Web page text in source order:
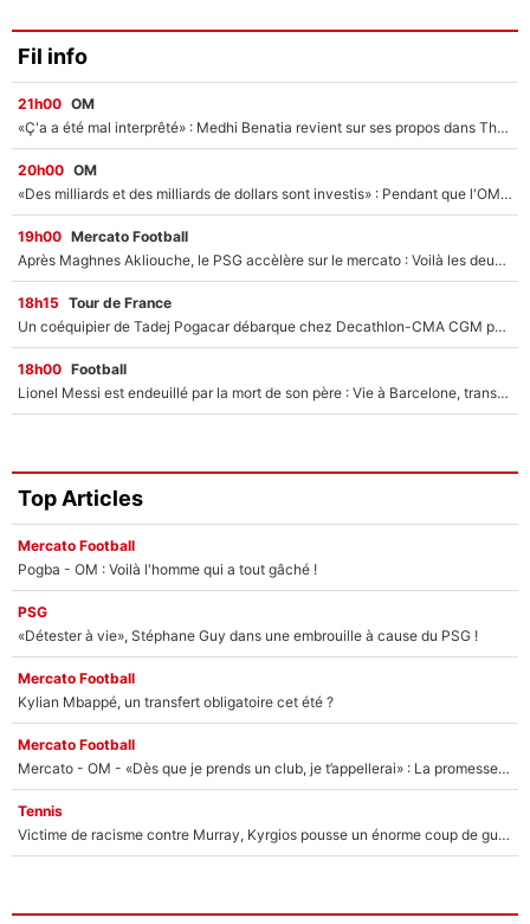
Fil info
21h00 OM
«Ç'a a été mal interprêté» : Medhi Benatia revient sur ses propos dans The Bridge et précise ses conditions pour rejoindre le PSG !
20h00 OM
«Des milliards et des milliards de dollars sont investis» : Pendant que l'OM est en pleine crise financière, Frank McCourt lance un nouveau projet à 260M€ !
19h00 Mercato Football
Après Maghnes Akliouche, le PSG accèlère sur le mercato : Voilà les deux nouvelles recrues qui vont signer la semaine prochaine ?
18h15 Tour de France
Un coéquipier de Tadej Pogacar débarque chez Decathlon-CMA CGM pour épauler Paul Seixas : «Mes meilleures années sont à venir»
18h00 Football
Lionel Messi est endeuillé par la mort de son père : Vie à Barcelone, transfert au PSG... voilà comment Jorge Messi a joué un rôle essentiel dans sa carrière !
Top Articles
Mercato Football
Pogba - OM : Voilà l'homme qui a tout gâché !
PSG
«Détester à vie», Stéphane Guy dans une embrouille à cause du PSG !
Mercato Football
Kylian Mbappé, un transfert obligatoire cet été ?
Mercato Football
Mercato - OM - «Dès que je prends un club, je t’appellerai» : La promesse de Marcelino au moment de claquer la porte
Tennis
Victime de racisme contre Murray, Kyrgios pousse un énorme coup de gueule !